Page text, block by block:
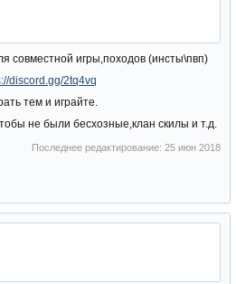
совместной игры,походов (инсты\пвп)
discord.gg/2tq4vq
тем и играйте.
не были бесхозные,клан скилы и т.д.
Последнее редактирование: 25 июн 2018